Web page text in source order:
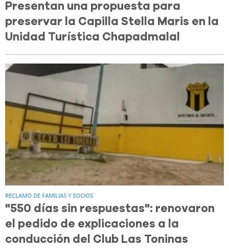
Presentan una propuesta para
preservar la Capilla Stella Maris en la
Unidad Turística Chapadmalal
RECLAMO DE FAMILIAS Y SOCIOS
"550 días sin respuestas": renovaron
el pedido de explicaciones a la
conducción del Club Las Toninas